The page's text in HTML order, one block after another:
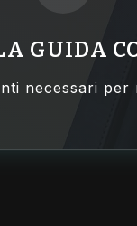
GUIDA
necessari